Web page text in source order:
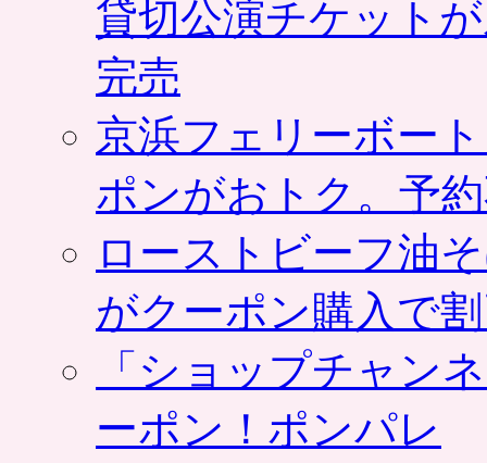
貸切公演チケット
完売
京浜フェリーボー
ポンがおトク。予
ローストビーフ油
がクーポン購入で
「ショップチャン
ーポン！ポンパレ